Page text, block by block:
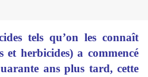
tels qu’on les connaît
et herbicides) a commencé
ans plus tard, cette